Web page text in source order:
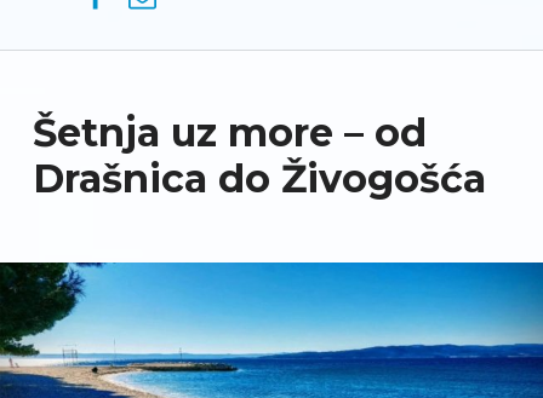
Šetnja uz more – od
Drašnica do Živogošća